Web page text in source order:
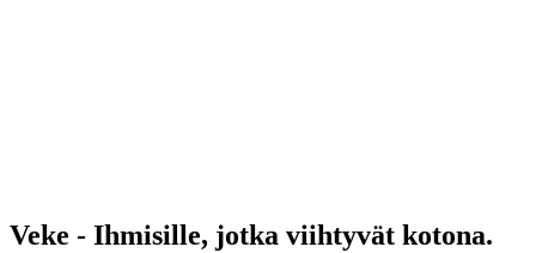
Veke - Ihmisille, jotka viihtyvät kotona.